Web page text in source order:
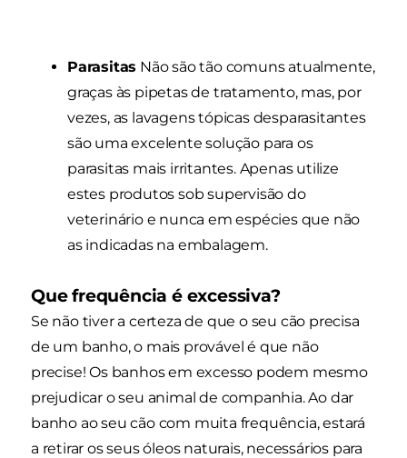
Parasitas Não são tão comuns atualmente,
graças às pipetas de tratamento, mas, por
vezes, as lavagens tópicas desparasitantes
são uma excelente solução para os
parasitas mais irritantes. Apenas utilize
estes produtos sob supervisão do
veterinário e nunca em espécies que não
as indicadas na embalagem.
Que frequência é excessiva?
Se não tiver a certeza de que o seu cão precisa
de um banho, o mais provável é que não
precise! Os banhos em excesso podem mesmo
prejudicar o seu animal de companhia. Ao dar
banho ao seu cão com muita frequência, estará
a retirar os seus óleos naturais, necessários para